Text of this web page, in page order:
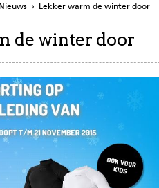
Nieuws › Lekker warm de winter door
de winter door